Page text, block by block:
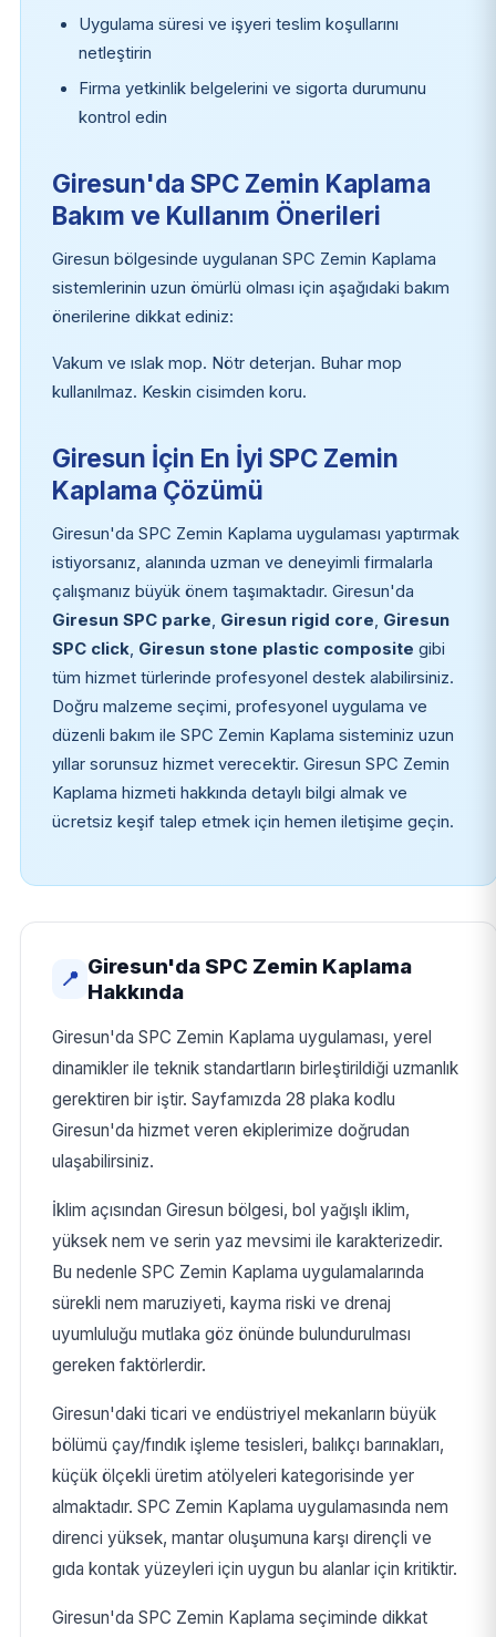
Uygulama süresi ve işyeri teslim koşullarını
netleştirin
Firma yetkinlik belgelerini ve sigorta durumunu
kontrol edin
Giresun'da SPC Zemin Kaplama
Bakım ve Kullanım Önerileri
Giresun bölgesinde uygulanan SPC Zemin Kaplama
sistemlerinin uzun ömürlü olması için aşağıdaki bakım
önerilerine dikkat ediniz:
Vakum ve ıslak mop. Nötr deterjan. Buhar mop
kullanılmaz. Keskin cisimden koru.
Giresun İçin En İyi SPC Zemin
Kaplama Çözümü
Giresun'da SPC Zemin Kaplama uygulaması yaptırmak
istiyorsanız, alanında uzman ve deneyimli firmalarla
çalışmanız büyük önem taşımaktadır. Giresun'da
Giresun SPC parke, Giresun rigid core, Giresun
SPC click, Giresun stone plastic composite gibi
tüm hizmet türlerinde profesyonel destek alabilirsiniz.
Doğru malzeme seçimi, profesyonel uygulama ve
düzenli bakım ile SPC Zemin Kaplama sisteminiz uzun
yıllar sorunsuz hizmet verecektir. Giresun SPC Zemin
Kaplama hizmeti hakkında detaylı bilgi almak ve
ücretsiz keşif talep etmek için hemen iletişime geçin.
📍
Giresun'da SPC Zemin Kaplama
Hakkında
Giresun'da SPC Zemin Kaplama uygulaması, yerel
dinamikler ile teknik standartların birleştirildiği uzmanlık
gerektiren bir iştir. Sayfamızda 28 plaka kodlu
Giresun'da hizmet veren ekiplerimize doğrudan
ulaşabilirsiniz.
İklim açısından Giresun bölgesi, bol yağışlı iklim,
yüksek nem ve serin yaz mevsimi ile karakterizedir.
Bu nedenle SPC Zemin Kaplama uygulamalarında
sürekli nem maruziyeti, kayma riski ve drenaj
uyumluluğu mutlaka göz önünde bulundurulması
gereken faktörlerdir.
Giresun'daki ticari ve endüstriyel mekanların büyük
bölümü çay/fındık işleme tesisleri, balıkçı barınakları,
küçük ölçekli üretim atölyeleri kategorisinde yer
almaktadır. SPC Zemin Kaplama uygulamasında nem
direnci yüksek, mantar oluşumuna karşı dirençli ve
gıda kontak yüzeyleri için uygun bu alanlar için kritiktir.
Giresun'da SPC Zemin Kaplama seçiminde dikkat